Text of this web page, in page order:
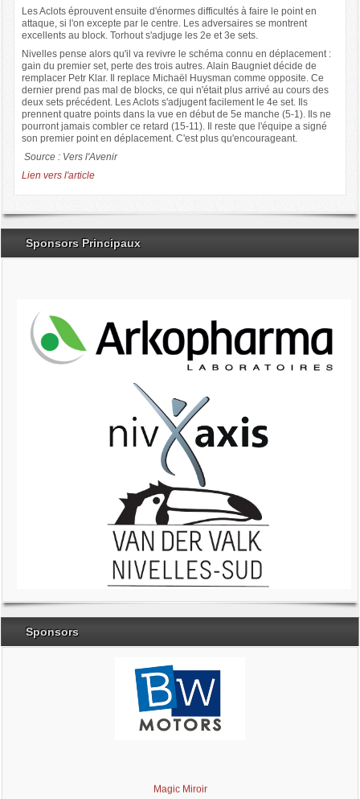
Les Aclots éprouvent ensuite d'énormes difficultés à faire le point en
attaque, si l'on excepte par le centre. Les adversaires se montrent
excellents au block. Torhout s'adjuge les 2e et 3e sets.
Nivelles pense alors qu'il va revivre le schéma connu en déplacement :
gain du premier set, perte des trois autres. Alain Baugniet décide de
remplacer Petr Klar. Il replace Michaël Huysman comme opposite. Ce
dernier prend pas mal de blocks, ce qui n'était plus arrivé au cours des
deux sets précédent. Les Aclots s'adjugent facilement le 4e set. Ils
prennent quatre points dans la vue en début de 5e manche (5-1). Ils ne
pourront jamais combler ce retard (15-11). Il reste que l'équipe a signé
son premier point en déplacement. C'est plus qu'encourageant.
Source : Vers l'Avenir
Lien vers l'article
Sponsors Principaux
Sponsors
Magic Miroir